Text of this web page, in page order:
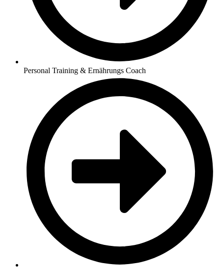
Personal Training & Ernährungs Coach